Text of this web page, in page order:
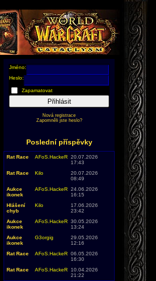
Jméno:
Heslo:
Zapamatovat
Přihlásit
Nová registrace
Zapomněli jste heslo?
Poslední příspěvky
Rat Race AFoS.HackeR 20.07.2026
17:43
Rat Race
Kilo
20.07.2026
08:49
Aukce
ikonek
AFoS.HackeR 24.06.2026
16:15
Hlášení
chyb
Kilo
17.06.2026
23:42
Aukce
ikonek
AFoS.HackeR 30.05.2026
13:24
Aukce
ikonek
G3orgig
29.05.2026
12:16
Rat Race
AFoS.HackeR 06.05.2026
16:30
Rat Race
AFoS.HackeR
10.04.2026
21:22